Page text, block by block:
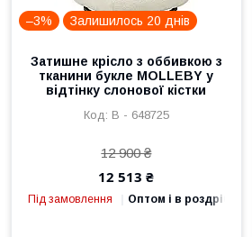
–3% Залишилось 20 днів
Затишне крісло з оббивкою з
тканини букле MOLLEBY у
відтінку слонової кістки
В - 648725
12 900 ₴
12 513 ₴
Під замовлення Оптом і в роздріб